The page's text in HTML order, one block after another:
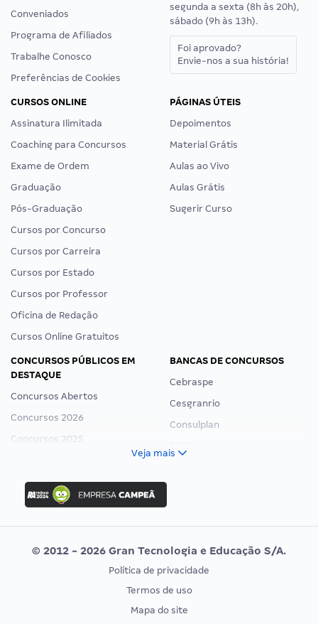
Conveniados
Programa de Afiliados
Trabalhe Conosco
Preferências de Cookies
segunda a sexta (8h às 20h),
sábado (9h às 13h).
Foi aprovado?
Envie-nos a sua história!
CURSOS ONLINE
Assinatura Ilimitada
Coaching para Concursos
Exame de Ordem
Graduação
Pós-Graduação
Cursos por Concurso
Cursos por Carreira
Cursos por Estado
Cursos por Professor
Oficina de Redação
Cursos Online Gratuitos
PÁGINAS ÚTEIS
Depoimentos
Material Grátis
Aulas ao Vivo
Aulas Grátis
Sugerir Curso
CONCURSOS PÚBLICOS EM
DESTAQUE
Concursos Abertos
Concursos 2026
Concursos 2025
Concurso Ibama
Concurso MPU
Editais publicados
BANCAS DE CONCURSOS
Cebraspe
Cesgranrio
Consulplan
Vunesp
CONCURSOS POR PROFISSÃO
EXAME DE ORDEM
Veja mais
© 2012 - 2026 Gran Tecnologia e Educação S/A.
Política de privacidade
Termos de uso
Mapa do site